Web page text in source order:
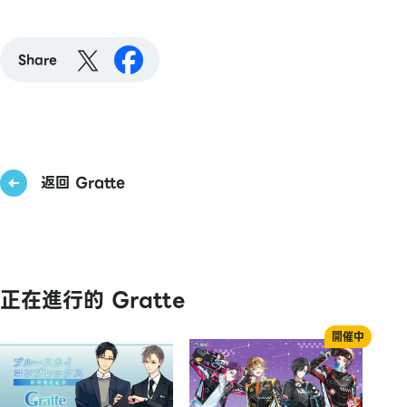
Share
返回 Gratte
正在進行的 Gratte